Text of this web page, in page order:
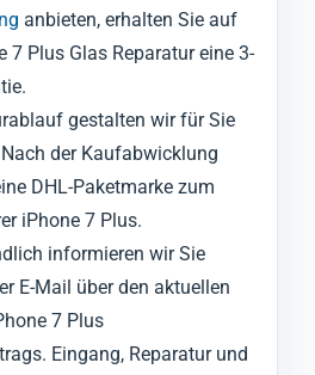
anbieten, erhalten Sie auf
7 Plus Glas Reparatur eine 3-
gestalten wir für Sie
der Kaufabwicklung
DHL-Paketmarke zum
iPhone 7 Plus.
informieren wir Sie
E-Mail über den aktuellen
7 Plus
Eingang, Reparatur und